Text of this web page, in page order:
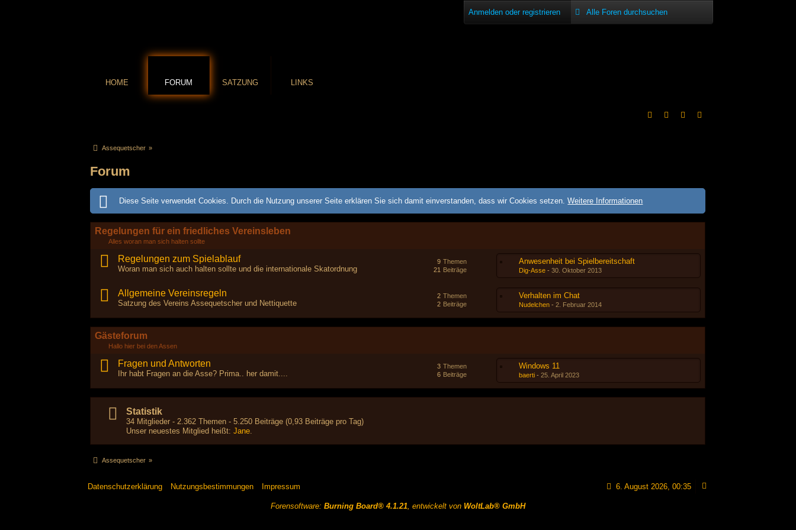
Anmelden oder registrieren
HOME FORUM SATZUNG LINKS
Assequetscher »
Forum
Diese Seite verwendet Cookies. Durch die Nutzung unserer Seite erklären Sie sich damit einverstanden, dass wir Cookies setzen.Weitere Informationen
Regelungen für ein friedliches Vereinsleben
Alles woran man sich halten sollte
Regelungen zum Spielablauf
Woran man sich auch halten sollte und die internationale Skatordnung
Themen
9
Beiträge
21
Anwesenheit bei Spielbereitschaft
Dig-Asse- 30. Oktober 2013
Allgemeine Vereinsregeln
Satzung des Vereins Assequetscher und Nettiquette
Themen
2
Beiträge
2
Verhalten im Chat
Nudelchen- 2. Februar 2014
Gästeforum
Hallo hier bei den Assen
Fragen und Antworten
Ihr habt Fragen an die Asse? Prima.. her damit....
Themen
3
Beiträge
6
Windows 11
baerti- 25. April 2023
Statistik
34 Mitglieder - 2.362 Themen - 5.250 Beiträge (0,93 Beiträge pro Tag)
Unser neuestes Mitglied heißt:Jane.
Assequetscher »
Datenschutzerklärung Nutzungsbestimmungen Impressum 6. August 2026, 00:35
Forensoftware: Burning Board® 4.1.21, entwickelt von WoltLab® GmbH